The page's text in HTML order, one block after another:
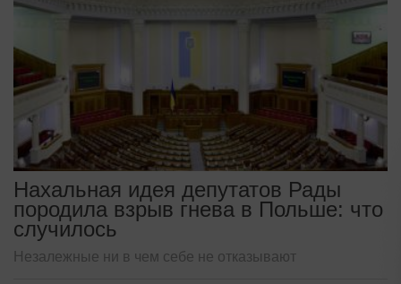
Нахальная идея депутатов Рады
породила взрыв гнева в Польше: что
случилось
Незалежные ни в чем себе не отказывают